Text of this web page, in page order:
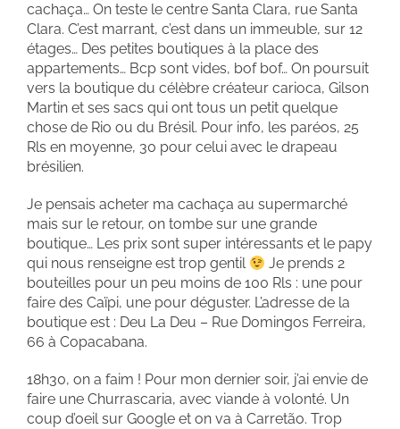
cachaça… On teste le centre Santa Clara, rue Santa
Clara. C’est marrant, c’est dans un immeuble, sur 12
étages… Des petites boutiques à la place des
appartements… Bcp sont vides, bof bof… On poursuit
vers la boutique du célèbre créateur carioca, Gilson
Martin et ses sacs qui ont tous un petit quelque
chose de Rio ou du Brésil. Pour info, les paréos, 25
Rls en moyenne, 30 pour celui avec le drapeau
brésilien.
Je pensais acheter ma cachaça au supermarché
mais sur le retour, on tombe sur une grande
boutique… Les prix sont super intéressants et le papy
qui nous renseigne est trop gentil
Je prends 2
bouteilles pour un peu moins de 100 Rls : une pour
faire des Caïpi, une pour déguster. L’adresse de la
boutique est : Deu La Deu – Rue Domingos Ferreira,
66 à Copacabana.
18h30, on a faim ! Pour mon dernier soir, j’ai envie de
faire une Churrascaria, avec viande à volonté. Un
coup d’oeil sur Google et on va à Carretão. Trop